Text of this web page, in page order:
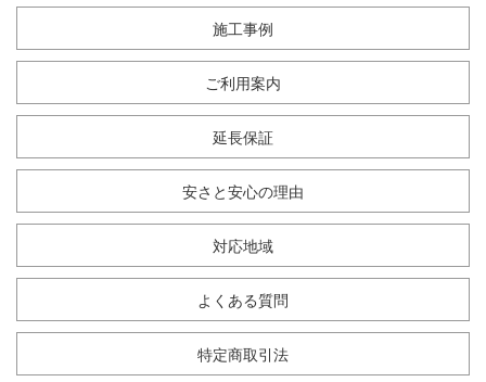
施工事例
ご利用案内
延長保証
安さと安心の理由
対応地域
よくある質問
特定商取引法